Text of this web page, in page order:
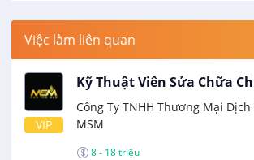
Việc làm liên quan
VIP
Kỹ Thuật Viên Sửa Chữa
Công Ty TNHH Thương Mại Dịch
MSM
8 - 18 triệu